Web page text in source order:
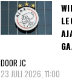
DOOR JC
23 JULI 2026, 11:00